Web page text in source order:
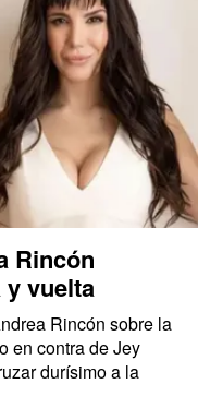
Rincón
vuelta
Rincón sobre la
en contra de Jey
durísimo a la